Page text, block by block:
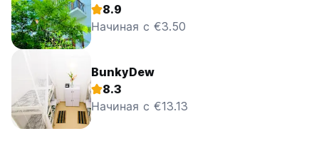
8.9
Начиная с €3.50
BunkyDew
8.3
Начиная с €13.13